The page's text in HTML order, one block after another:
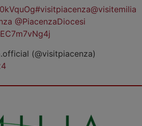
#visitpiacenza@visitemilia
@PiacenzaDiocesi
(@visitpiacenza)